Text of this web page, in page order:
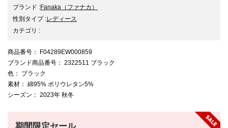
ブランド :Fanaka （ファナカ）
性別タイプ:レディース
カテゴリ :
商品番号 ： F04289EW000859
ブランド商品番号 ： 2322511 ブラック
色 ： ブラック
素材 ： 綿95% ポリウレタン5%
シーズン ： 2023年 秋冬